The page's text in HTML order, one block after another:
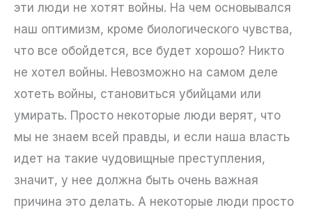
эти люди не хотят войны. На чем основывался
наш оптимизм, кроме биологического чувства,
что все обойдется, все будет хорошо? Никто
не хотел войны. Невозможно на самом деле
хотеть войны, становиться убийцами или
умирать. Просто некоторые люди верят, что
мы не знаем всей правды, и если наша власть
идет на такие чудовищные преступления,
значит, у нее должна быть очень важная
причина это делать. А некоторые люди просто